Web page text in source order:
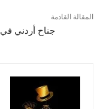
المقالة القادمة
جناح أردني